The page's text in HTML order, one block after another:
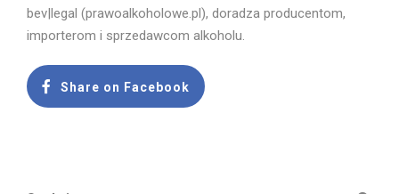
bev|legal (prawoalkoholowe.pl), doradza producentom,
importerom i sprzedawcom alkoholu.
Share on Facebook